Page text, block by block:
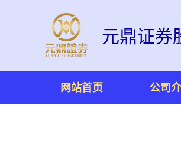
元鼎证券
网站首页 公司